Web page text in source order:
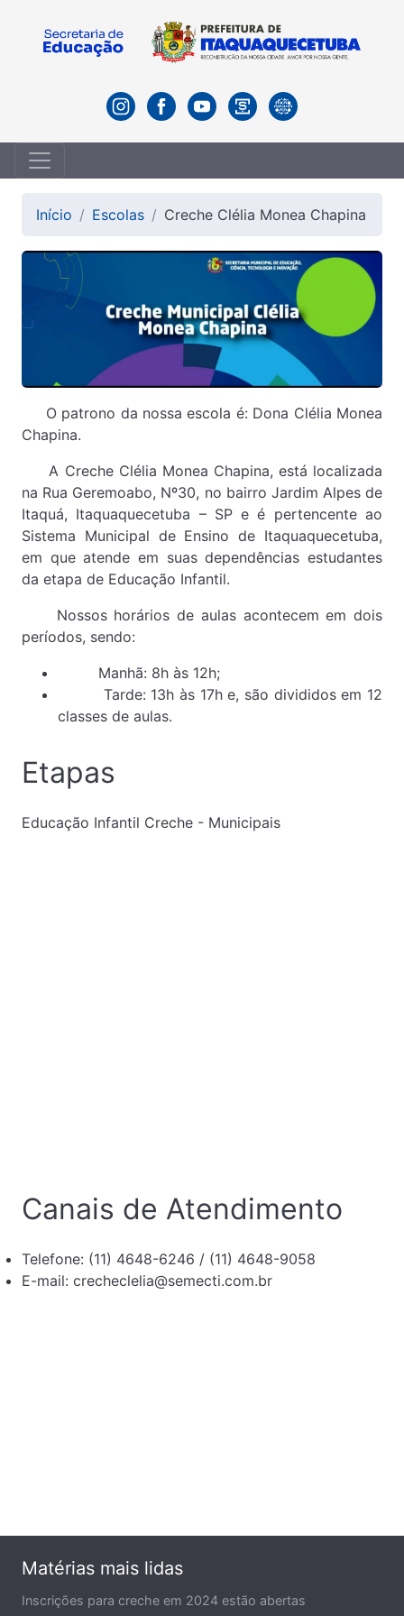
Início Escolas Creche Clélia Monea Chapina
O patrono da nossa escola é: Dona Clélia Monea
Chapina.
A Creche Clélia Monea Chapina, está localizada
na Rua Geremoabo, Nº30, no bairro Jardim Alpes de
Itaquá, Itaquaquecetuba – SP e é pertencente ao
Sistema Municipal de Ensino de Itaquaquecetuba,
em que atende em suas dependências estudantes
da etapa de Educação Infantil.
Nossos horários de aulas acontecem em dois
períodos, sendo:
Manhã: 8h às 12h;
Tarde: 13h às 17h e, são divididos em 12
classes de aulas.
Etapas
Educação Infantil Creche - Municipais
Canais de Atendimento
Telefone: (11) 4648-6246 / (11) 4648-9058
E-mail: crecheclelia@semecti.com.br
Matérias mais lidas
Inscrições para creche em 2024 estão abertas